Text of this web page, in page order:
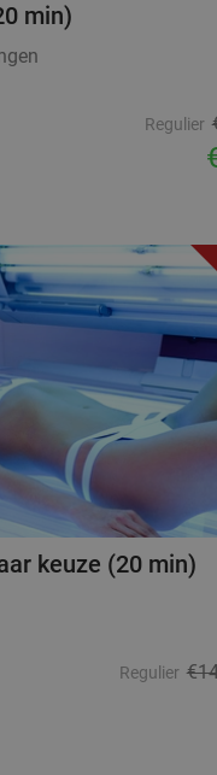
min)
Regulier
keuze (20 min)
Regulier